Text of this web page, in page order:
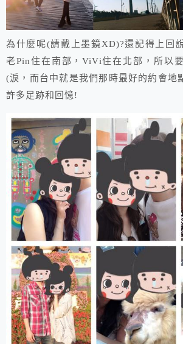
為什麼呢(請戴上墨鏡XD)?還記得上回
老Pin住在南部，ViVi住在北部，所以
(淚，而台中就是我們那時最好的約會地
許多足跡和回憶!​